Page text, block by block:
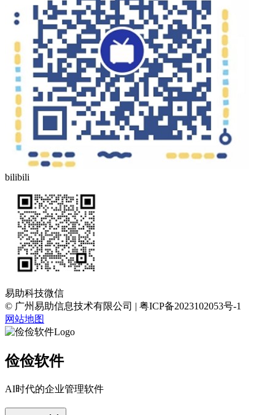
bilibili
易助科技微信
© 广州易助信息技术有限公司 | 粤ICP备2023102053号-1
网站地图
俭俭软件
AI时代的企业管理软件